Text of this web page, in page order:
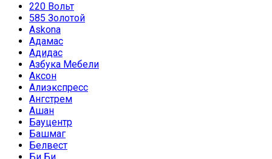
220 Вольт
585 Золотой
Askona
Адамас
Адидас
Азбука Мебели
Аксон
Алиэкспресс
Ангстрем
Ашан
Бауцентр
Башмаг
Белвест